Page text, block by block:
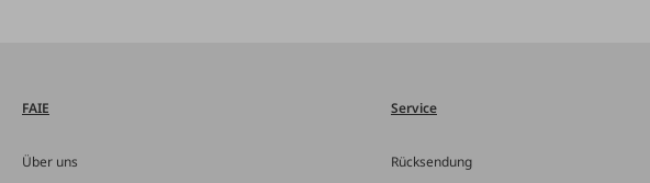
FAIE
Über uns
Service
Rücksendung